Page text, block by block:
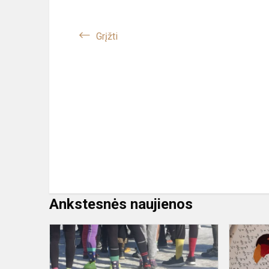
Grįžti
Ankstesnės naujienos
Dauno
sindromo
dienos